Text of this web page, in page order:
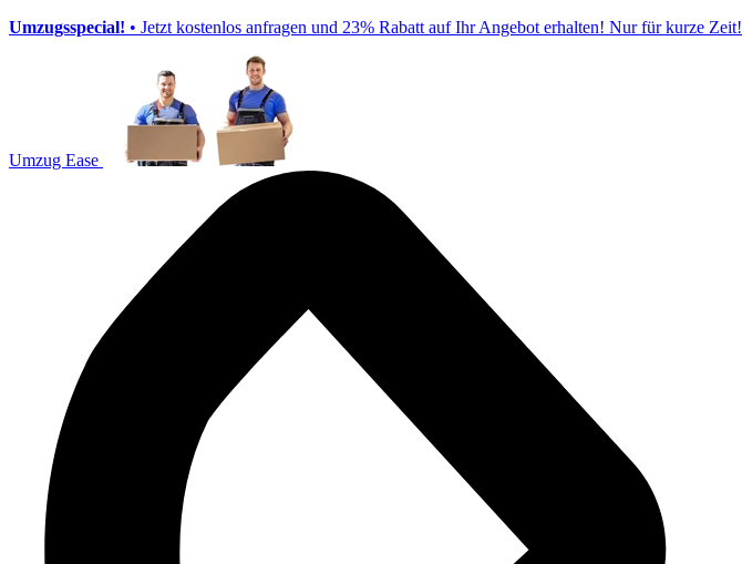
Umzugsspecial! • Jetzt kostenlos anfragen und 23% Rabatt auf Ihr Angebot erhalten! Nur für kurze Zeit!
Umzug Ease